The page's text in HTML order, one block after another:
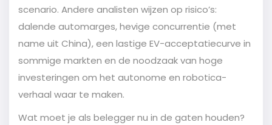
scenario. Andere analisten wijzen op risico’s:
dalende automarges, hevige concurrentie (met
name uit China), een lastige EV-acceptatiecurve in
sommige markten en de noodzaak van hoge
investeringen om het autonome en robotica-
verhaal waar te maken.
Wat moet je als belegger nu in de gaten houden?